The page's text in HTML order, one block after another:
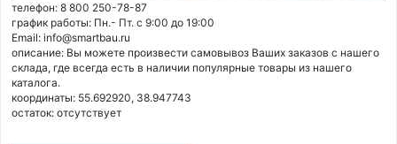
телефон: 8 800 250-78-87
график работы: Пн.- Пт. с 9:00 до 19:00
Email: info@smartbau.ru
описание: Вы можете произвести самовывоз Ваших заказов с нашего
склада, где всегда есть в наличии популярные товары из нашего
каталога.
координаты: 55.692920, 38.947743
остаток: отсутствует